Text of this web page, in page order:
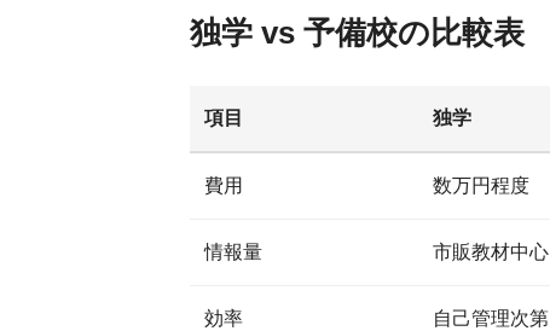
独学 vs 予備校の比較表
項目 独学
費用 数万円程度
情報量 市販教材中心
効率 自己管理次第